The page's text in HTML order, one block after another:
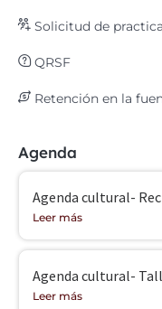
Solicitud de
QRSF
Retención en la
Agenda
Agenda cultural-
Leer más
Agenda cultural-
Leer más